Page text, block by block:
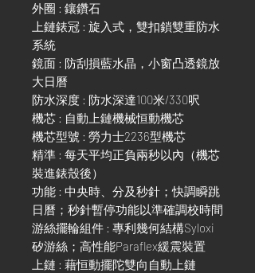
外圈 : 鑲鑽石
上鏈錶冠 : 旋入式，雙扣鎖雙重防水
系統
鏡面 : 防刮損藍水晶，小窗凸透鏡放
大日曆
防水深度 : 防水深達100米/330呎
機芯 : 自動上鏈機械恒動機芯
機芯型號 : 勞力士2236型機芯
精準 : 每天平均正負兩秒以內（機芯
裝進錶殼後）
功能 : 中央時、分及秒針；快調瞬跳
日曆；秒針暫停功能以準確調校時間
游絲擺輪組件 : 專利幾何結構Syloxi
矽游絲；高性能Paraflex緩震裝置
上鏈 : 藉恒動擺陀雙向自動上鏈